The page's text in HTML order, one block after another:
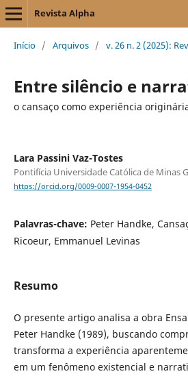
Revista Alpha
Início / Arquivos / v. 26 n. 2 (2025):
Entre silêncio e
o cansaço como experiência
Lara Passini Vaz-Tostes
Pontifícia Universidade Católica de Minas
https://orcid.org/0009-0007-1954-0452
Palavras-chave: Peter Handke,
Ricoeur, Emmanuel Levinas
Resumo
O presente artigo analisa a obra
Peter Handke (1989), buscando
transforma a experiência
em um fenômeno existencial e